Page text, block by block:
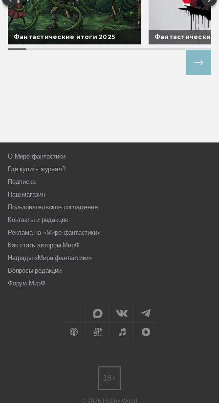
Фантастические итоги 2025 Фантастические
О Мире фантастики
Где купить журнал?
Подписка
Наш магазин
Пользовательское соглашение
Контакты и редакция
Реклама на «Мире фантастики»
Как стать автором МирФ
Награды «Мира фантастики»
Вопросы редакции
Форум МирФ
© 2026 Hobby World
18+